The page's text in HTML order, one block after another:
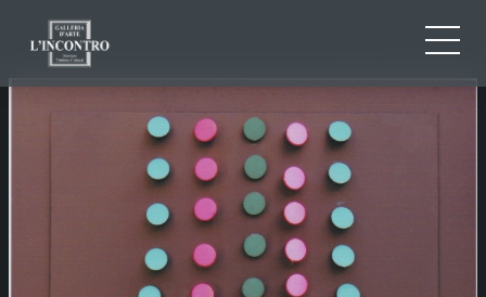
IT
NEWS ED EVENTI
ARTISTI E OPERE